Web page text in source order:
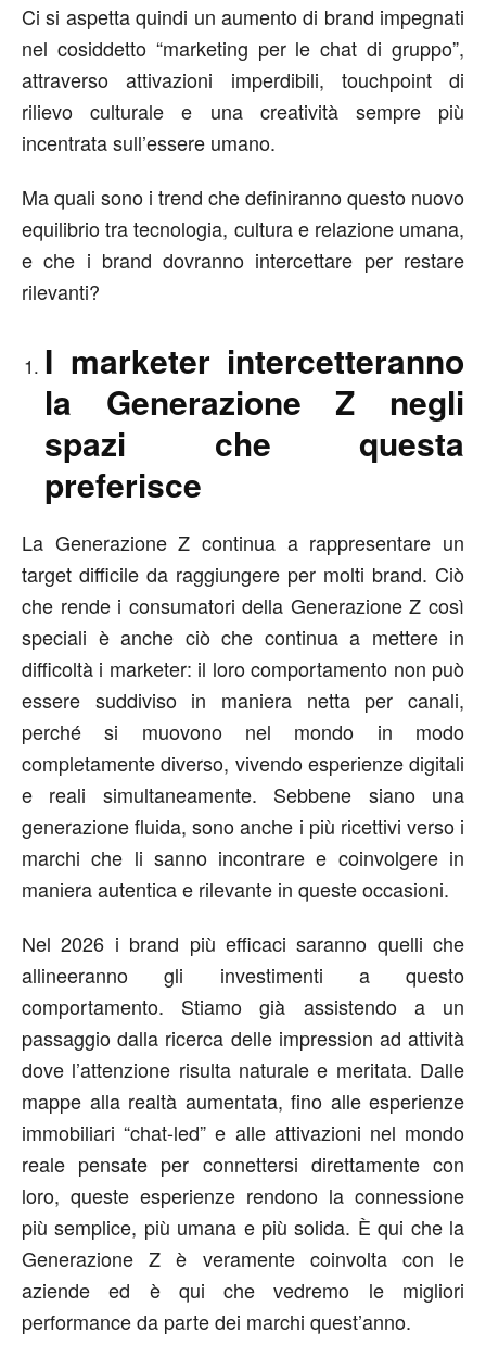
Ci si aspetta quindi un aumento di brand impegnati
nel cosiddetto “marketing per le chat di gruppo”,
attraverso attivazioni imperdibili, touchpoint di
rilievo culturale e una creatività sempre più
incentrata sull’essere umano.
Ma quali sono i trend che definiranno questo nuovo
equilibrio tra tecnologia, cultura e relazione umana,
e che i brand dovranno intercettare per restare
rilevanti?
I marketer intercetteranno
la Generazione Z negli
spazi che questa
preferisce
La Generazione Z continua a rappresentare un
target difficile da raggiungere per molti brand. Ciò
che rende i consumatori della Generazione Z così
speciali è anche ciò che continua a mettere in
difficoltà i marketer: il loro comportamento non può
essere suddiviso in maniera netta per canali,
perché si muovono nel mondo in modo
completamente diverso, vivendo esperienze digitali
e reali simultaneamente. Sebbene siano una
generazione fluida, sono anche i più ricettivi verso i
marchi che li sanno incontrare e coinvolgere in
maniera autentica e rilevante in queste occasioni.
Nel 2026 i brand più efficaci saranno quelli che
allineeranno gli investimenti a questo
comportamento. Stiamo già assistendo a un
passaggio dalla ricerca delle impression ad attività
dove l’attenzione risulta naturale e meritata. Dalle
mappe alla realtà aumentata, fino alle esperienze
immobiliari “chat-led” e alle attivazioni nel mondo
reale pensate per connettersi direttamente con
loro, queste esperienze rendono la connessione
più semplice, più umana e più solida. È qui che la
Generazione Z è veramente coinvolta con le
aziende ed è qui che vedremo le migliori
performance da parte dei marchi quest’anno.